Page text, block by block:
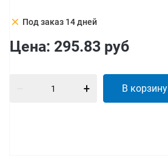
clear Под заказ 14 дней
Цена: 295.83 руб
В корзину